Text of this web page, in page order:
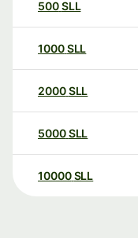
500SLL
1000SLL
2000SLL
5000SLL
10000 SLL